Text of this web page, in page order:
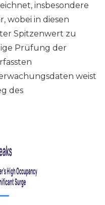
insbesondere
wobei in diesen
Spitzenwert zu
Prüfung der
weist
des